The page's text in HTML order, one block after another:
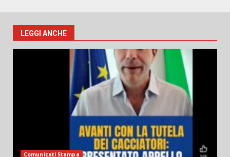
LEGGI ANCHE
Comunicati Stampa